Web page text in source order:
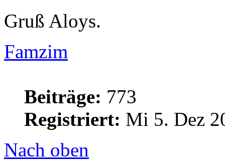
Gruß Aloys.
Famzim
Beiträge: 773
Registriert: Mi 5. Dez
Nach oben